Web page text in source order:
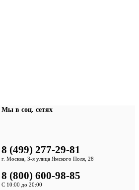
Мы в соц. сетях
8 (499) 277-29-81
г. Москва, 3-я улица Ямского Поля, 28
8 (800) 600-98-85
С 10:00 до 20:00